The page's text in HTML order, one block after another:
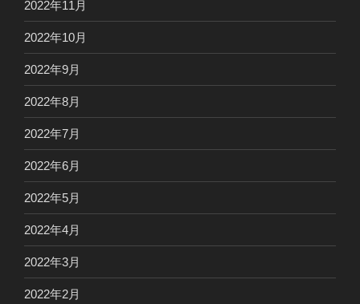
2022年11月
2022年10月
2022年9月
2022年8月
2022年7月
2022年6月
2022年5月
2022年4月
2022年3月
2022年2月